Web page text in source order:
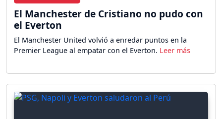
El Manchester de Cristiano no pudo con
el Everton
El Manchester United volvió a enredar puntos en la
Premier League al empatar con el Everton.